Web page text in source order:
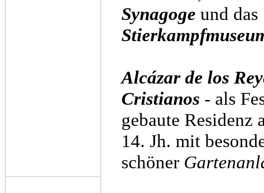
Synagoge und das
Alcázar de los
Cristianos - als
gebaute Residenz
14. Jh. mit
schöner